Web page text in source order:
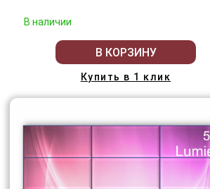
В наличии
В КОРЗИНУ
Купить в 1 клик